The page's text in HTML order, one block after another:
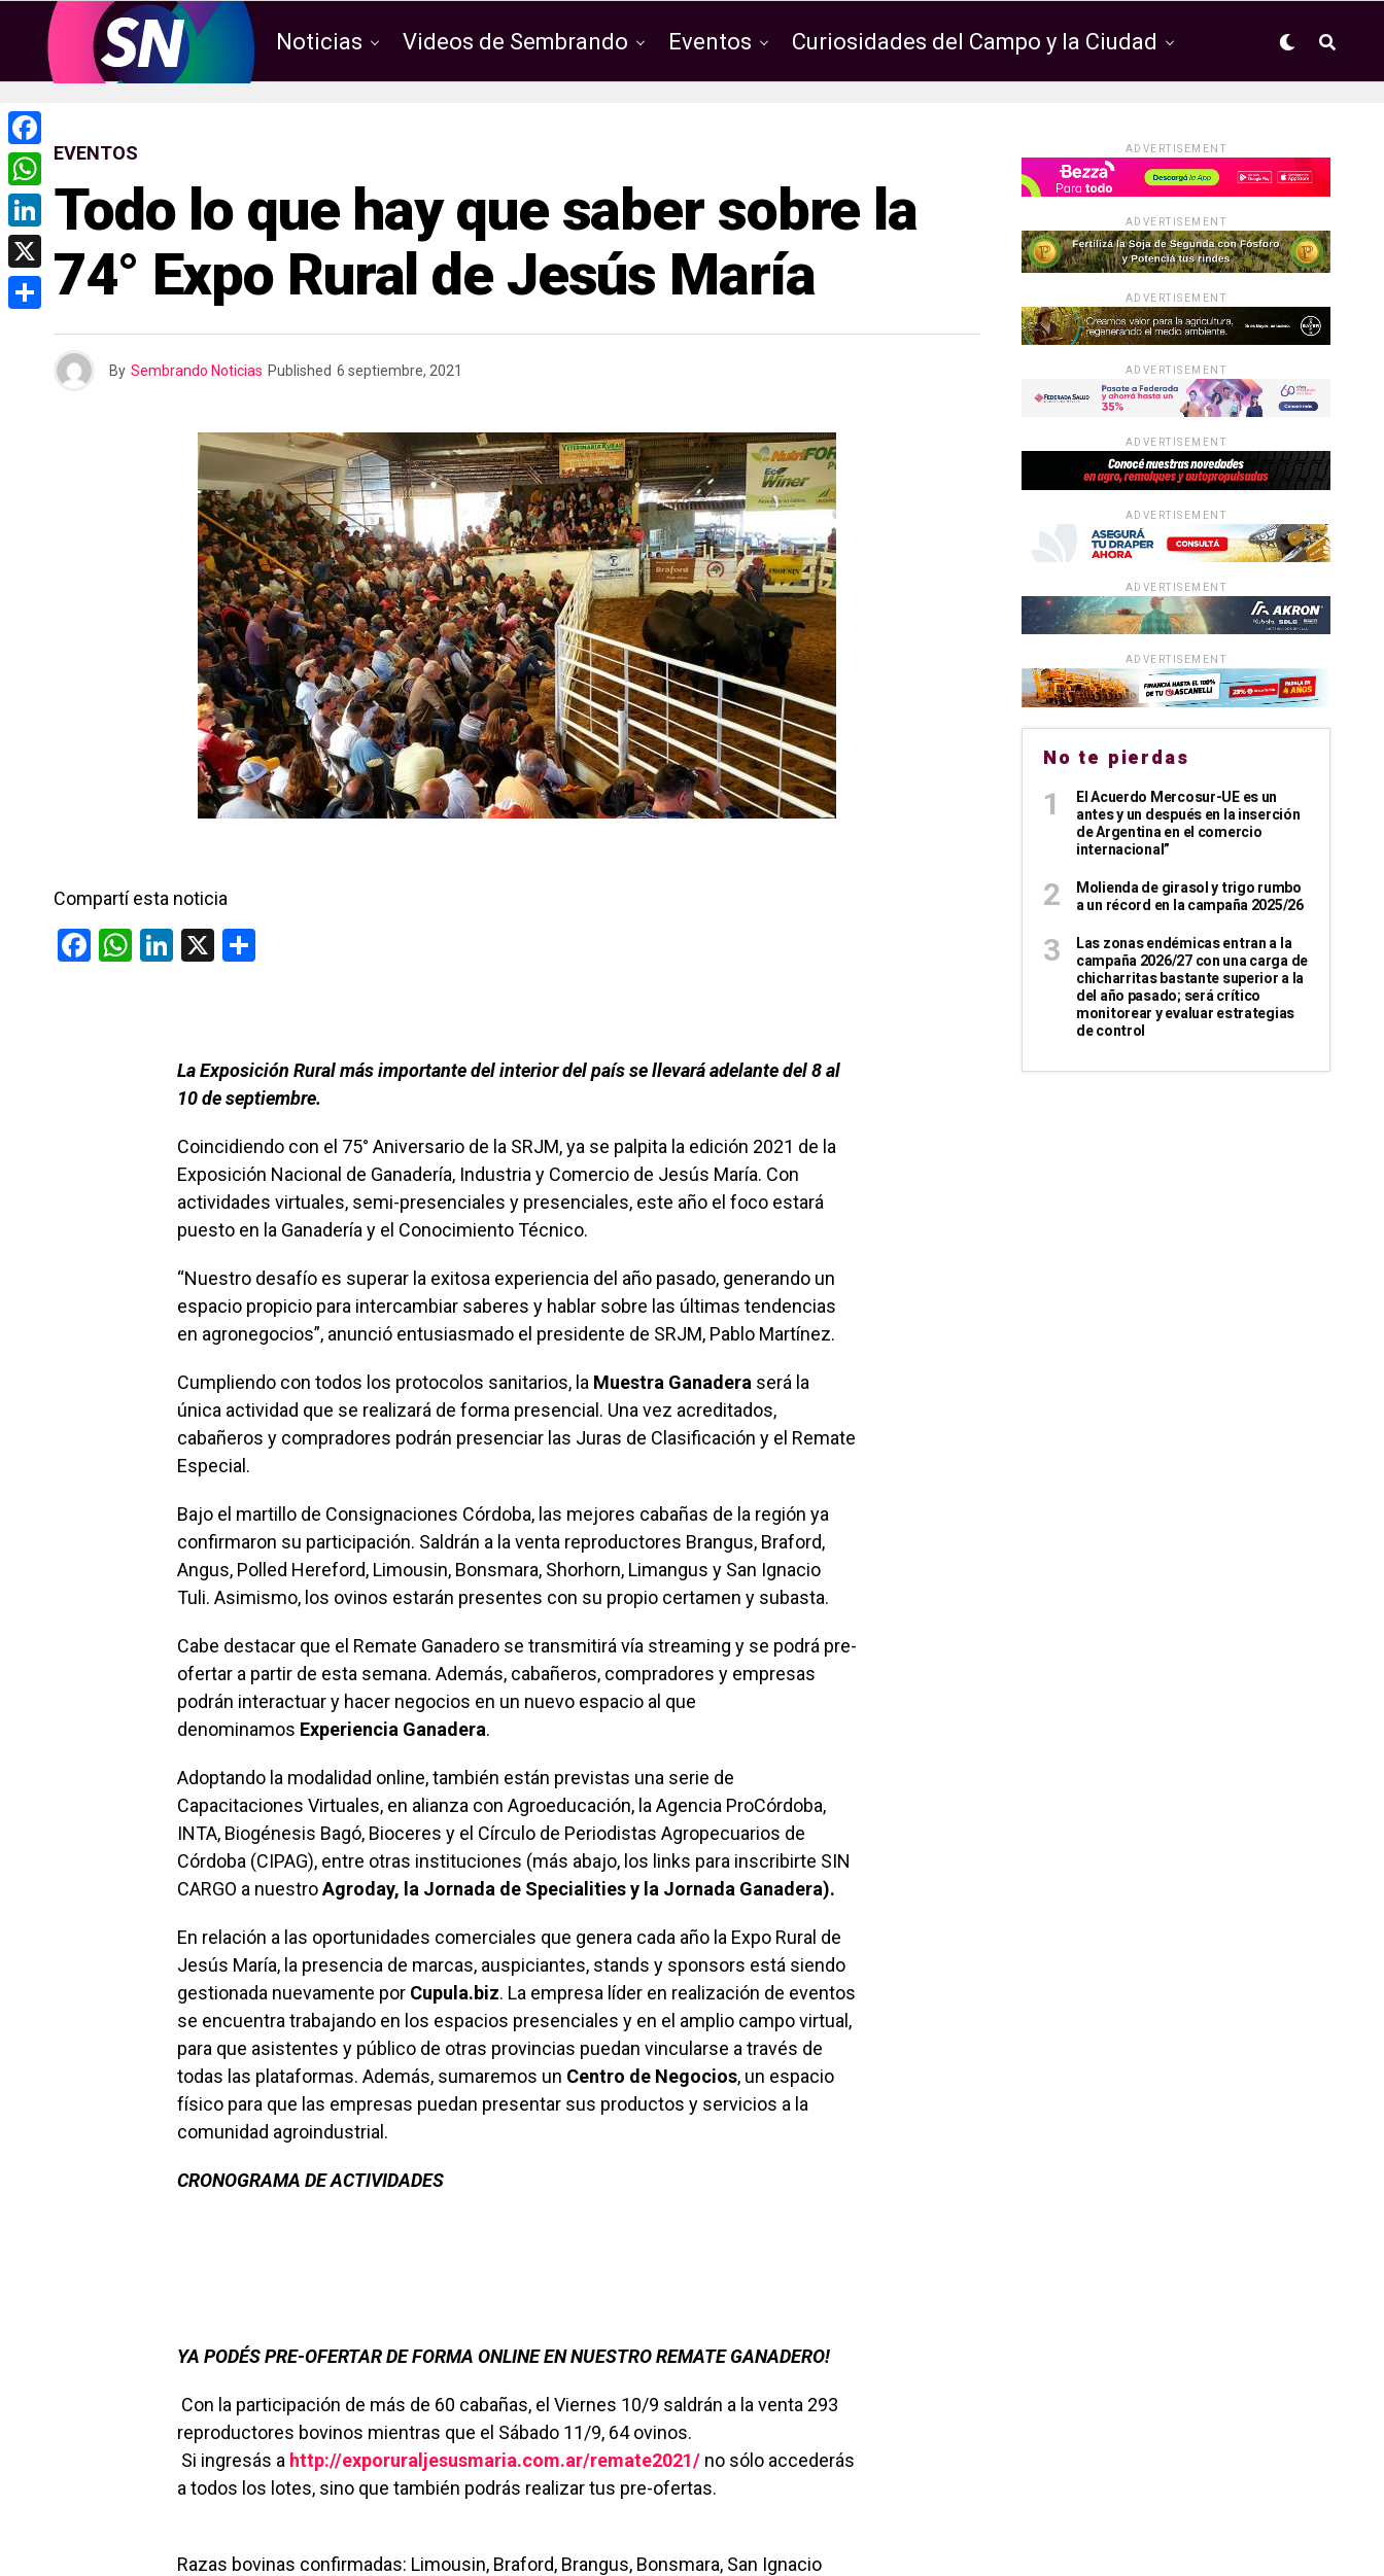
Noticias Videos de Sembrando Eventos Curiosidades del Campo y la Ciudad
EVENTOS
Todo lo que hay que saber sobre la
74° Expo Rural de Jesús María
By Sembrando Noticias Published 6 septiembre, 2021
Compartí esta noticia
F
W Li
n
X
ar
tir
La Exposición Rural más importante del interior del país se llevará adelante del 8 al
10 de septiembre.
Coincidiendo con el 75° Aniversario de la SRJM, ya se palpita la edición 2021 de la
Exposición Nacional de Ganadería, Industria y Comercio de Jesús María. Con
actividades virtuales, semi-presenciales y presenciales, este año el foco estará
puesto en la Ganadería y el Conocimiento Técnico.
“Nuestro desafío es superar la exitosa experiencia del año pasado, generando un
espacio propicio para intercambiar saberes y hablar sobre las últimas tendencias
en agronegocios”, anunció entusiasmado el presidente de SRJM, Pablo Martínez.
Cumpliendo con todos los protocolos sanitarios, la Muestra Ganadera será la
única actividad que se realizará de forma presencial. Una vez acreditados,
cabañeros y compradores podrán presenciar las Juras de Clasificación y el Remate
Especial.
Bajo el martillo de Consignaciones Córdoba, las mejores cabañas de la región ya
confirmaron su participación. Saldrán a la venta reproductores Brangus, Braford,
Angus, Polled Hereford, Limousin, Bonsmara, Shorhorn, Limangus y San Ignacio
Tuli. Asimismo, los ovinos estarán presentes con su propio certamen y subasta.
Cabe destacar que el Remate Ganadero se transmitirá vía streaming y se podrá pre-
ofertar a partir de esta semana. Además, cabañeros, compradores y empresas
podrán interactuar y hacer negocios en un nuevo espacio al que
denominamos Experiencia Ganadera.
Adoptando la modalidad online, también están previstas una serie de
Capacitaciones Virtuales, en alianza con Agroeducación, la Agencia ProCórdoba,
INTA, Biogénesis Bagó, Bioceres y el Círculo de Periodistas Agropecuarios de
Córdoba (CIPAG), entre otras instituciones (más abajo, los links para inscribirte SIN
CARGO a nuestroAgroday, la Jornada de Specialities y la Jornada Ganadera).
En relación a las oportunidades comerciales que genera cada año la Expo Rural de
Jesús María, la presencia de marcas, auspiciantes, stands y sponsors está siendo
gestionada nuevamente por Cupula.biz. La empresa líder en realización de eventos
se encuentra trabajando en los espacios presenciales y en el amplio campo virtual,
para que asistentes y público de otras provincias puedan vincularse a través de
todas las plataformas. Además, sumaremos un Centro de Negocios, un espacio
físico para que las empresas puedan presentar sus productos y servicios a la
comunidad agroindustrial.
CRONOGRAMA DE ACTIVIDADES
YA PODÉS PRE-OFERTAR DE FORMA ONLINE EN NUESTRO REMATE GANADERO!
Con la participación de más de 60 cabañas, el Viernes 10/9 saldrán a la venta 293
reproductores bovinos mientras que el Sábado 11/9, 64 ovinos.
Si ingresás a http://exporuraljesusmaria.com.ar/remate2021/ no sólo accederás
a todos los lotes, sino que también podrás realizar tus pre-ofertas.
Razas bovinas confirmadas: Limousin, Braford, Brangus, Bonsmara, San Ignacio
ADVERTISEMENT
ADVERTISEMENT
ADVERTISEMENT
ADVERTISEMENT
ADVERTISEMENT
ADVERTISEMENT
ADVERTISEMENT
ADVERTISEMENT
No te pierdas
El Acuerdo Mercosur-UE es un
antes y un después en la inserción
de Argentina en el comercio
internacional”
Molienda de girasol y trigo rumbo
a un récord en la campaña 2025/26
Las zonas endémicas entran a la
campaña 2026/27 con una carga de
chicharritas bastante superior a la
del año pasado; será crítico
monitorear y evaluar estrategias
de control
F
a
c
e
b
W
h
a
L
i
n
X